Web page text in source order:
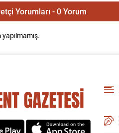
Yorumları - 0 Yorum